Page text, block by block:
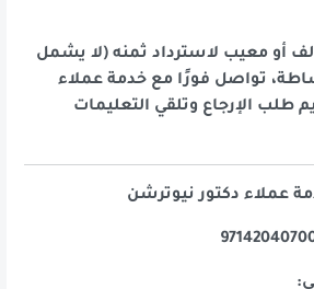
أو معيب لاسترداد ثمنه (لا يشمل
تواصل فورًا مع خدمة عملاء
طلب الإرجاع وتلقي التعليمات
عملاء دكتور نيوترشن